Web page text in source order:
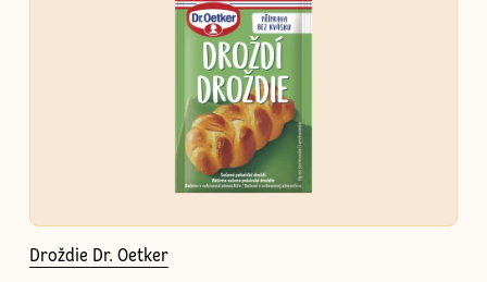
Droždie Dr. Oetker